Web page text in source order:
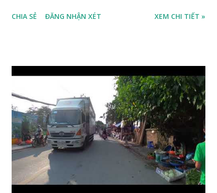
Cổ Linh, ngõ trước nhà rộng 5m, ô tô để trước nhà được; *
lý: sổ đỏ chính chủ; * Giá bán: 3,1 tỷ, có thương lượng với
khách thiện chí mua nhanh trước Tết Âm lịch; Thông tin
tiện ích xung quanh nhà Ngõ 206 đường Cổ Linh cần bán
trước Tết Âm lịch; * Nhà nằm trong ngõ 206 đường Cổ Linh,
trước nhà là khoảng sân rộng ô tô đỗ cửa; * Cách chợ tạm
cuối ngõ 206 Cổ Linh khoảng 50m; * Cách mặt đường Cổ
Linh khoảng 150m; * Cách siêu thị Aeon Mall Long Biên
khoảng 200m; * Cách chân cầu Vĩnh Tuy khoảng 300m; *
Cách Trường Tiểu học Đoàn Kết, Trường cấ...
CHIA SẺ ĐĂNG NHẬN XÉT XEM CHI TIẾT »